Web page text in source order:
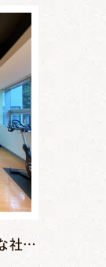
内装改修工事｜クールモダンな社内ジムができました【東京都港区...